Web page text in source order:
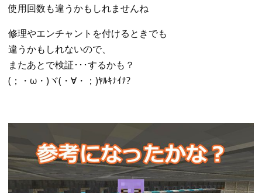
使用回数も違うかもしれませんね
修理やエンチャントを付けるときでも
違うかもしれないので、
またあとで検証･･･するかも？
(；・ω・)ヾ(・∀・；)ﾔﾙｷﾅｲﾅ?